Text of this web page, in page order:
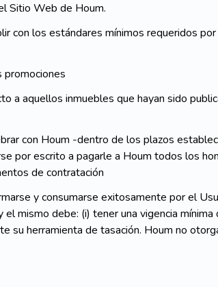
Sitio Web de Houm.
con los estándares mínimos requeridos
promociones
a aquellos inmuebles que hayan sido
con Houm -dentro de los plazos
por escrito a pagarle a Houm todos los
de contratación
y consumarse exitosamente por el
mismo debe: (i) tener una vigencia
su herramienta de tasación. Houm no